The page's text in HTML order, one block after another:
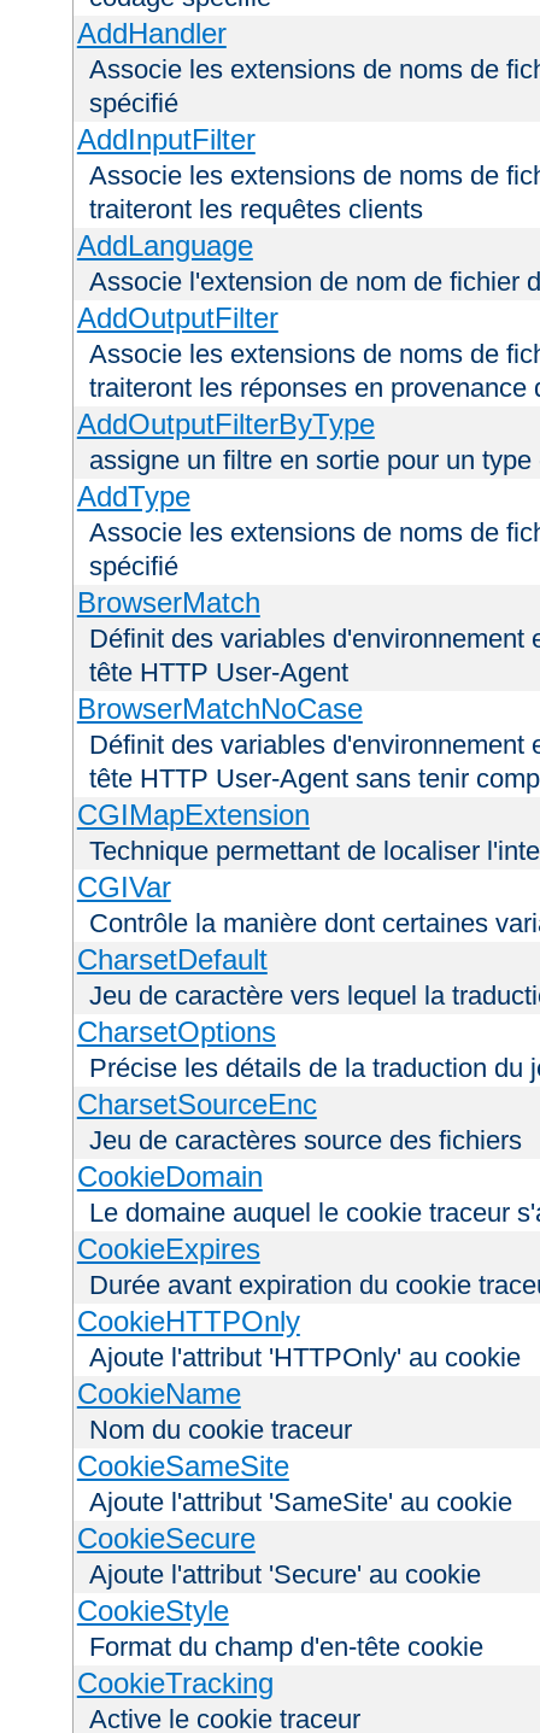
AddHandler
Associe les extensions de noms de
spécifié
AddInputFilter
Associe les extensions de noms de
traiteront les requêtes clients
AddLanguage
Associe l'extension de nom de fichier
AddOutputFilter
Associe les extensions de noms de
traiteront les réponses en provenance
AddOutputFilterByType
assigne un filtre en sortie pour un
AddType
Associe les extensions de noms de
spécifié
BrowserMatch
Définit des variables d'environnement
tête HTTP User-Agent
BrowserMatchNoCase
Définit des variables d'environnement
tête HTTP User-Agent sans tenir
CGIMapExtension
Technique permettant de localiser
CGIVar
Contrôle la manière dont certaines
CharsetDefault
Jeu de caractère vers lequel la
CharsetOptions
Précise les détails de la traduction du
CharsetSourceEnc
Jeu de caractères source des fichiers
CookieDomain
Le domaine auquel le cookie traceur
CookieExpires
Durée avant expiration du cookie
CookieHTTPOnly
Ajoute l'attribut 'HTTPOnly' au cookie
CookieName
Nom du cookie traceur
CookieSameSite
Ajoute l'attribut 'SameSite' au cookie
CookieSecure
Ajoute l'attribut 'Secure' au cookie
CookieStyle
Format du champ d'en-tête cookie
CookieTracking
Active le cookie traceur